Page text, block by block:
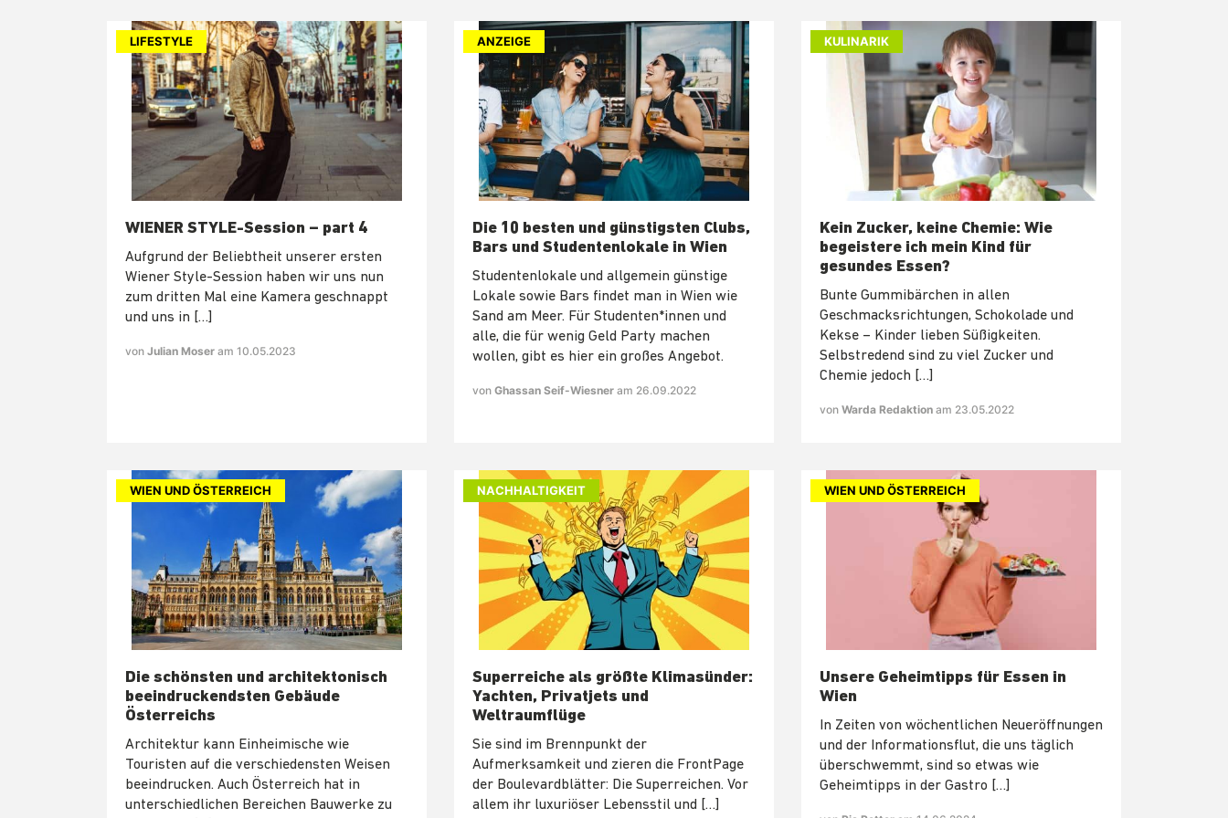
LIFESTYLE
WIENER STYLE-Session – part 4
Aufgrund der Beliebtheit unserer ersten
Wiener Style-Session haben wir uns nun
zum dritten Mal eine Kamera geschnappt
und uns in […]
von Julian Moser am 10.05.2023
ANZEIGE
Die 10 besten und günstigsten Clubs,
Bars und Studentenlokale in Wien
Studentenlokale und allgemein günstige
Lokale sowie Bars findet man in Wien wie
Sand am Meer. Für Studenten*innen und
alle, die für wenig Geld Party machen
wollen, gibt es hier ein großes Angebot.
von Ghassan Seif-Wiesner am 26.09.2022
KULINARIK
Kein Zucker, keine Chemie: Wie
begeistere ich mein Kind für
gesundes Essen?
Bunte Gummibärchen in allen
Geschmacksrichtungen, Schokolade und
Kekse – Kinder lieben Süßigkeiten.
Selbstredend sind zu viel Zucker und
Chemie jedoch […]
von Warda Redaktion am 23.05.2022
WIEN UND ÖSTERREICH
Die schönsten und architektonisch
beeindruckendsten Gebäude
Österreichs
Architektur kann Einheimische wie
Touristen auf die verschiedensten Weisen
beeindrucken. Auch Österreich hat in
unterschiedlichen Bereichen Bauwerke zu
NACHHALTIGKEIT
Superreiche als größte Klimasünder:
Yachten, Privatjets und
Weltraumflüge
Sie sind im Brennpunkt der
Aufmerksamkeit und zieren die FrontPage
der Boulevardblätter: Die Superreichen. Vor
allem ihr luxuriöser Lebensstil und […]
WIEN UND ÖSTERREICH
Unsere Geheimtipps für Essen in
Wien
In Zeiten von wöchentlichen Neueröffnungen
und der Informationsflut, die uns täglich
überschwemmt, sind so etwas wie
Geheimtipps in der Gastro […]